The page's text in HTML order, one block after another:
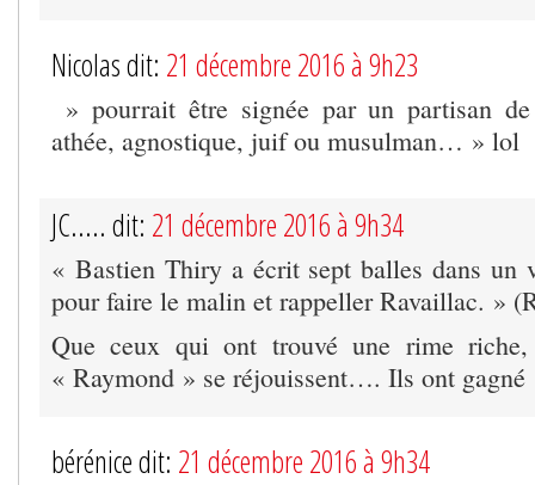
Nicolas dit: 21 décembre 2016 à 9h23
» pourrait être signée par un partisan
athée, agnostique, juif ou musulman… » lol
JC..... dit: 21 décembre 2016 à 9h34
« Bastien Thiry a écrit sept balles dans un
pour faire le malin et rappeller Ravaillac. »
Que ceux qui ont trouvé une rime
« Raymond » se réjouissent…. Ils ont gagné
bérénice dit: 21 décembre 2016 à 9h34